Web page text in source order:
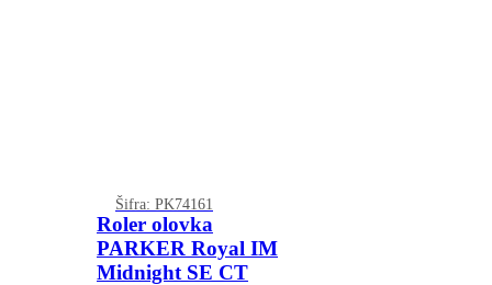
Šifra: PK74161
Roler olovka
PARKER Royal IM
Midnight SE CT